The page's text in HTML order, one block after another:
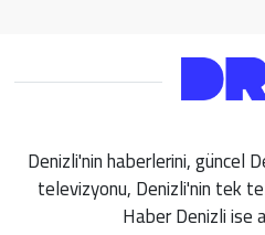
Denizli'nin haberlerini, güncel
televizyonu, Denizli'nin tek
Haber Denizli ise